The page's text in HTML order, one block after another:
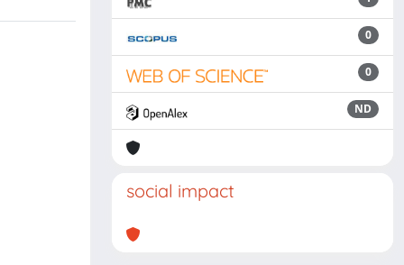
0
0
ND
social impact